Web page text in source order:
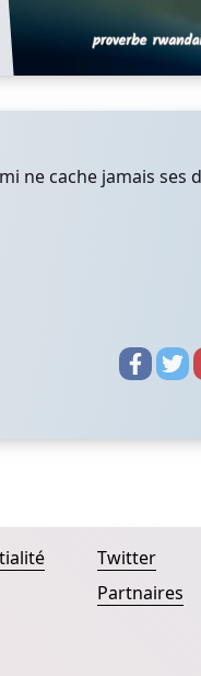
ne cache jamais ses
Twitter
Partnaires